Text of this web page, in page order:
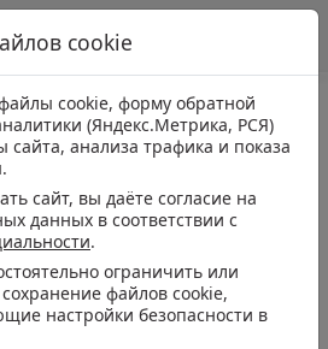
cookie
cookie, форму обратной
(Яндекс.Метрика, РСЯ)
анализа трафика и показа
сайт, вы даёте согласие на
данных в соответствии с
.
ограничить или
файлов cookie,
настройки безопасности в